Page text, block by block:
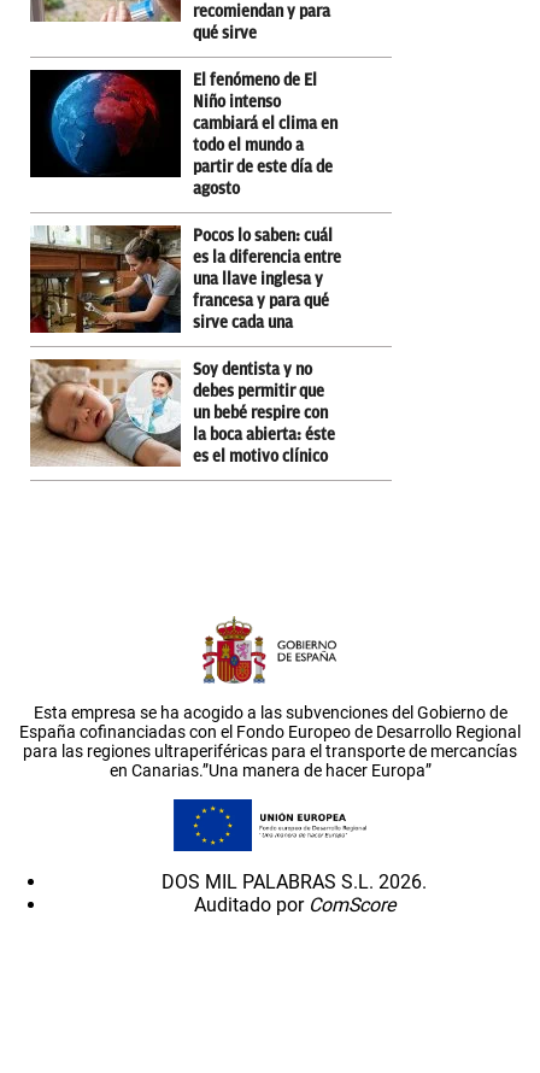
recomiendan y para
qué sirve
El fenómeno de El
Niño intenso
cambiará el clima en
todo el mundo a
partir de este día de
agosto
Pocos lo saben: cuál
es la diferencia entre
una llave inglesa y
francesa y para qué
sirve cada una
Soy dentista y no
debes permitir que
un bebé respire con
la boca abierta: éste
es el motivo clínico
Esta empresa se ha acogido a las subvenciones del Gobierno de
España cofinanciadas con el Fondo Europeo de Desarrollo Regional
para las regiones ultraperiféricas para el transporte de mercancías
en Canarias.”Una manera de hacer Europa”
DOS MIL PALABRAS S.L. 2026.
Auditado por ComScore